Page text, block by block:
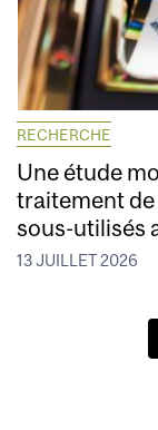
RECHERCHE
Une étude
traitement de
sous-utilisés
13 JUILLET 2026